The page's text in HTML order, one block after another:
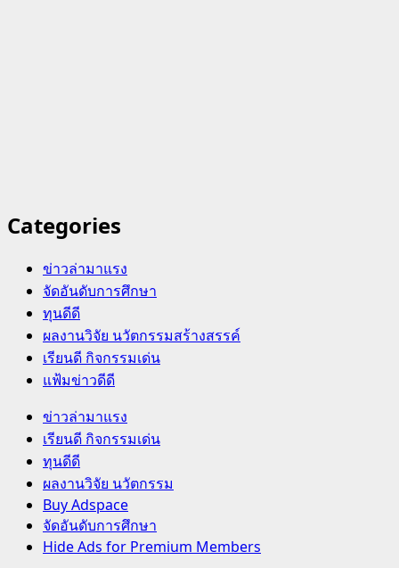
Categories
ข่าวล่ามาแรง
จัดอันดับการศึกษา
ทุนดีดี
ผลงานวิจัย นวัตกรรมสร้างสรรค์
เรียนดี กิจกรรมเด่น
แฟ้มข่าวดีดี
Primary
Menu
ข่าวล่ามาแรง
เรียนดี กิจกรรมเด่น
ทุนดีดี
ผลงานวิจัย นวัตกรรม
Buy Adspace
จัดอันดับการศึกษา
Hide Ads for Premium Members